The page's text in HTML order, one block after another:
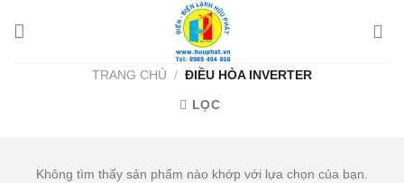
TRANG CHỦ / ĐIỀU HÒA INVERTER
LỌC
Không tìm thấy sản phẩm nào khớp với lựa chọn của bạn.